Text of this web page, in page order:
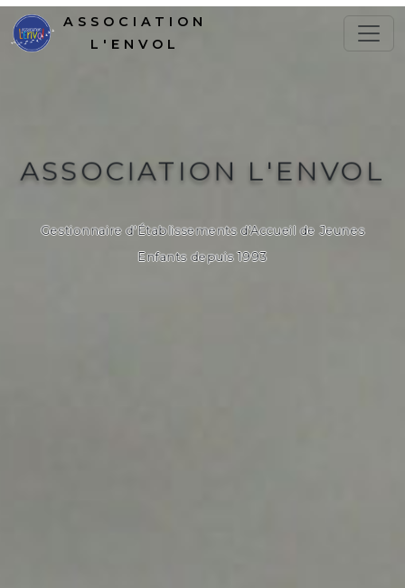
ASSOCIATION
L'ENVOL
ASSOCIATION L'ENVOL
Gestionnaire d'Établissements d'Accueil de Jeunes
Enfants depuis 1993